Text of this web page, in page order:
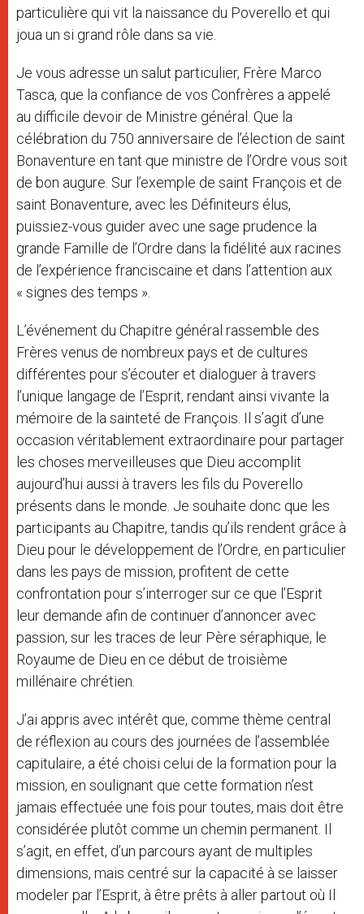
particulière qui vit la naissance du Poverello et qui
joua un si grand rôle dans sa vie.
Je vous adresse un salut particulier, Frère Marco
Tasca, que la confiance de vos Confrères a appelé
au difficile devoir de Ministre général. Que la
célébration du 750 anniversaire de l’élection de saint
Bonaventure en tant que ministre de l’Ordre vous soit
de bon augure. Sur l’exemple de saint François et de
saint Bonaventure, avec les Définiteurs élus,
puissiez-vous guider avec une sage prudence la
grande Famille de l’Ordre dans la fidélité aux racines
de l’expérience franciscaine et dans l’attention aux
« signes des temps ».
L’événement du Chapitre général rassemble des
Frères venus de nombreux pays et de cultures
différentes pour s’écouter et dialoguer à travers
l’unique langage de l’Esprit, rendant ainsi vivante la
mémoire de la sainteté de François. Il s’agit d’une
occasion véritablement extraordinaire pour partager
les choses merveilleuses que Dieu accomplit
aujourd’hui aussi à travers les fils du Poverello
présents dans le monde. Je souhaite donc que les
participants au Chapitre, tandis qu’ils rendent grâce à
Dieu pour le développement de l’Ordre, en particulier
dans les pays de mission, profitent de cette
confrontation pour s’interroger sur ce que l’Esprit
leur demande afin de continuer d’annoncer avec
passion, sur les traces de leur Père séraphique, le
Royaume de Dieu en ce début de troisième
millénaire chrétien.
J’ai appris avec intérêt que, comme thème central
de réflexion au cours des journées de l’assemblée
capitulaire, a été choisi celui de la formation pour la
mission, en soulignant que cette formation n’est
jamais effectuée une fois pour toutes, mais doit être
considérée plutôt comme un chemin permanent. Il
s’agit, en effet, d’un parcours ayant de multiples
dimensions, mais centré sur la capacité à se laisser
modeler par l’Esprit, à être prêts à aller partout où Il